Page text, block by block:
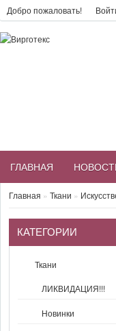
Добро пожаловать!
ГЛАВНАЯ
Главная » Ткани »
КАТЕГОРИИ
Ткани
ЛИКВИДАЦИЯ!!!
Новинки